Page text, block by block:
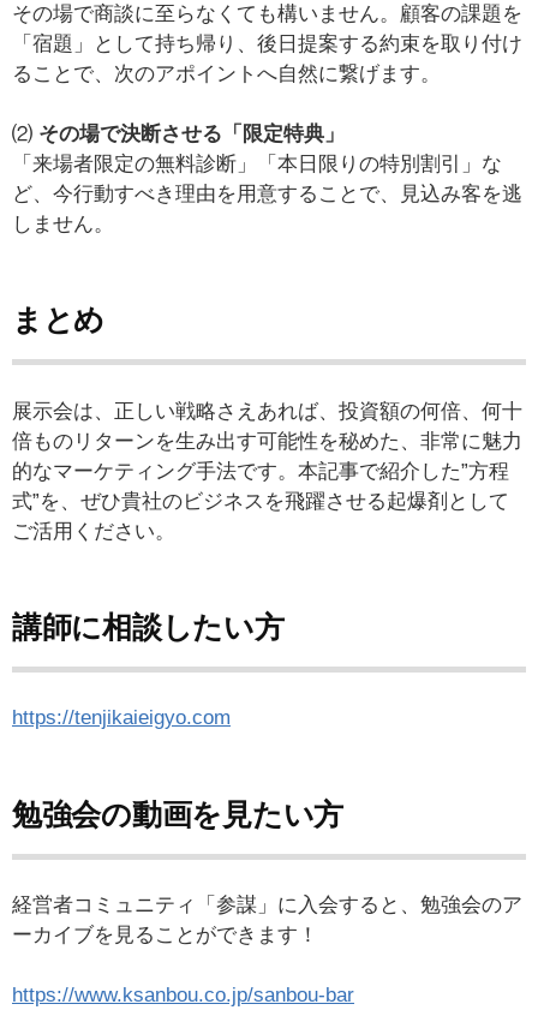
その場で商談に至らなくても構いません。顧客の課題を
「宿題」として持ち帰り、後日提案する約束を取り付け
ることで、次のアポイントへ自然に繋げます。
⑵ その場で決断させる「限定特典」
「来場者限定の無料診断」「本日限りの特別割引」な
ど、今行動すべき理由を用意することで、見込み客を逃
しません。
まとめ
展示会は、正しい戦略さえあれば、投資額の何倍、何十
倍ものリターンを生み出す可能性を秘めた、非常に魅力
的なマーケティング手法です。本記事で紹介した”方程
式”を、ぜひ貴社のビジネスを飛躍させる起爆剤として
ご活用ください。
講師に相談したい方
https://tenjikaieigyo.com
勉強会の動画を見たい方
経営者コミュニティ「参謀」に入会すると、勉強会のア
ーカイブを見ることができます！
https://www.ksanbou.co.jp/sanbou-bar